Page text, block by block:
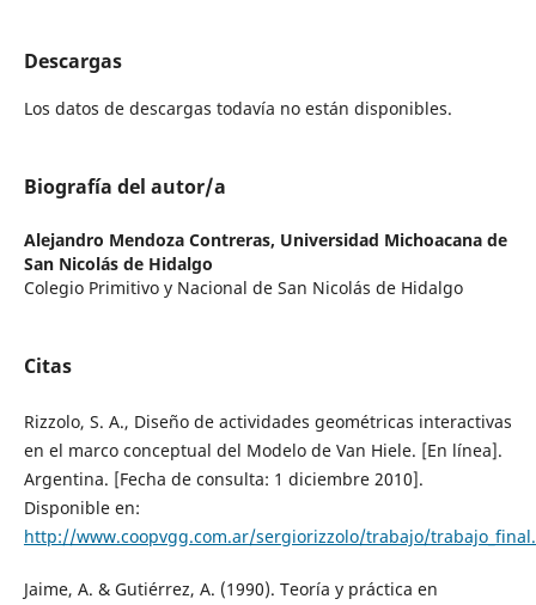
Descargas
Los datos de descargas todavía no están disponibles.
Biografía del autor/a
Alejandro Mendoza Contreras, Universidad Michoacana de
San Nicolás de Hidalgo
Colegio Primitivo y Nacional de San Nicolás de Hidalgo
Citas
Rizzolo, S. A., Diseño de actividades geométricas interactivas
en el marco conceptual del Modelo de Van Hiele. [En línea].
Argentina. [Fecha de consulta: 1 diciembre 2010].
Disponible en:
http://www.coopvgg.com.ar/sergiorizzolo/trabajo/
Jaime, A. & Gutiérrez, A. (1990). Teoría y práctica en